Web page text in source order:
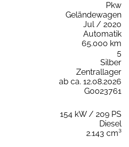
Pkw
Geländewagen
Jul / 2020
Automatik
65.000 km
5
Silber
Zentrallager
ab ca. 12.08.2026
G0023761
154 kW / 209 PS
Diesel
2.143 cm³